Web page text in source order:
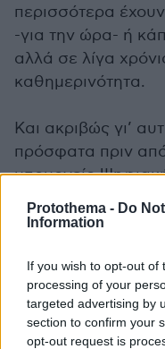
Protothema - Do
Information
If you wish to opt-out of
processing of your
targeted advertising by
section to confirm your
opt-out request is
περισσότερα
-για την ώρα- ή
αλλά σε λίγα
καθημερινότητα.
Και ακριβώς γι’
πρόσφατα πριν
υπουργείο
μια σχετική
βρήκε ευρύτερη
αυτός είναι ένας
δημιουργώντας
πλαίσιο και ένα
γεννά το